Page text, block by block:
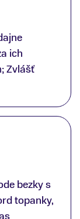
ich
Zvlášť
za
značka
prístupu k
nových
Z
bezky s
topanky,